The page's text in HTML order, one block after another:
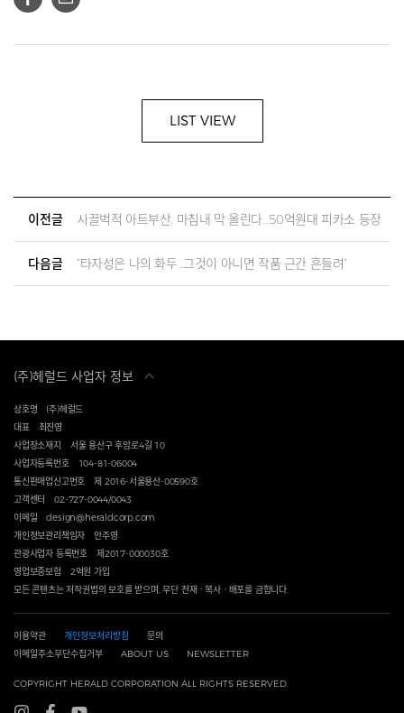
LIST VIEW
이전글 시끌벅적 아트부산, 마침내 막 올린다…50억원대 피카소 등장
다음글 “타자성은 나의 화두…그것이 아니면 작품 근간 흔들려”
(주)헤럴드 사업자 정보
상호명
(주)헤럴드
대표
최진영
사업장소재지
서울 용산구 후암로4길 10
사업자등록번호
104-81-06004
통신판매업신고번호
제 2016-서울용산-00590호
고객센터
02-727-0044/0043
이메일
design@heraldcorp.com
개인정보관리책임자
안주영
관광사업자 등록번호
제2017-000030호
영업보증보험
2억원 가입
모든 콘텐츠는 저작권법의 보호를 받으며, 무단 전재ㆍ복사ㆍ배포를 금합니다.
이용약관 개인정보처리방침
문의
이메일주소무단수집거부
ABOUT US NEWSLETTER
COPYRIGHT HERALD CORPORATION ALL RIGHTS RESERVED.